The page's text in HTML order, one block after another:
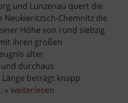
und Lunzenau quert die
Neukieritzsch-Chemnitz die
Höhe von rund siebzig
ihren großen
alter
durchaus
beträgt knapp
» weiterlesen